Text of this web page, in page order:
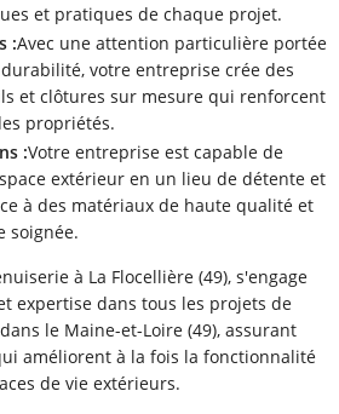
et pratiques de chaque projet.
:Avec une attention particulière portée
votre entreprise crée des
et clôtures sur mesure qui renforcent
propriétés.
:Votre entreprise est capable de
extérieur en un lieu de détente et
à des matériaux de haute qualité et
soignée.
à La Flocellière (49), s'engage
expertise dans tous les projets de
le Maine-et-Loire (49), assurant
améliorent à la fois la fonctionnalité
de vie extérieurs.